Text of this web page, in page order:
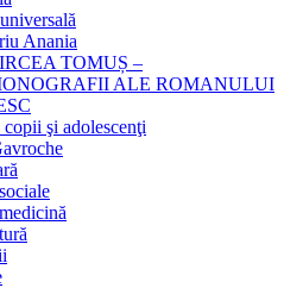
Anania
TOMUȘ –
ALE ROMANULUI
şi adolescenţi